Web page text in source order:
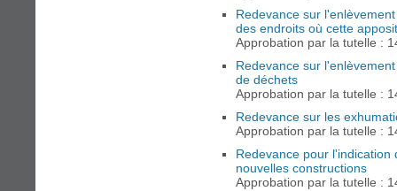
Redevance sur
des endroits où cette
Approbation par la tutelle :
Redevance sur
de déchets
Approbation par la tutelle :
Redevance sur les
Approbation par la tutelle :
Redevance pour l'indication
nouvelles constructions
Approbation par la tutelle :